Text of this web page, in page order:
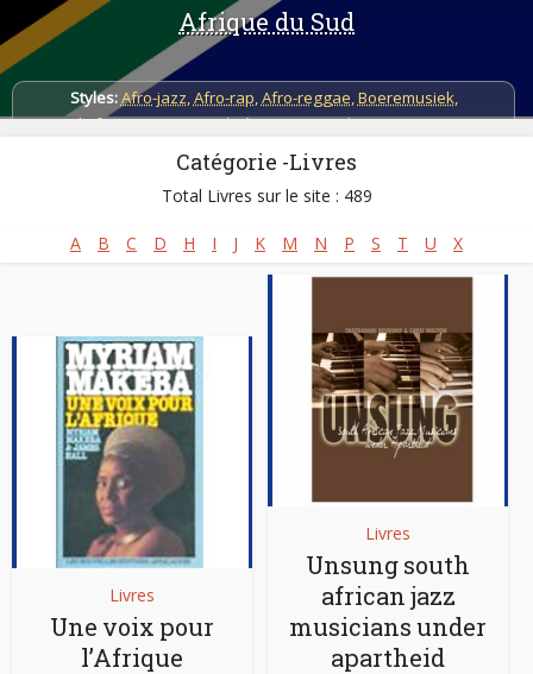
Afrique du Sud
Styles:Afro-jazz,Afro-rap,Afro-reggae,Boeremusiek,
Gospel africain - Musique chrétienne,Isacathamiya,Jazz,Kwaito,
Majuba Mapantsula
Maskandi (Maskanda),Mbaqanga,Rock, Shangaan Electro
Township Pop
Catégorie -Livres
Total Livres sur le site : 489
A B C D H I J K M N P S T U X
Livres
Une voix pour
l’Afrique
Livres
Unsung south
african jazz
musicians under
apartheid